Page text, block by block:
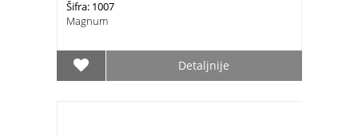
Šifra: 1007
Magnum
Detaljnije